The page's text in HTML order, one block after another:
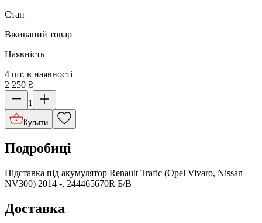
Стан
Вживаний товар
Наявність
4 шт. в наявності
2 250 ₴
1
Купити
Подробиці
Підставка під акумулятор Renault Trafic (Opel Vivaro, Nissan
NV300) 2014 -, 244465670R Б/В
Доставка